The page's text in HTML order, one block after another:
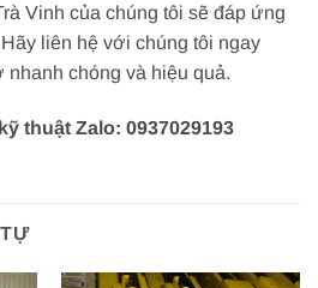
Vinh của chúng tôi sẽ đáp ứng
liên hệ với chúng tôi ngay
chóng và hiệu quả.
thuật Zalo: 0937029193